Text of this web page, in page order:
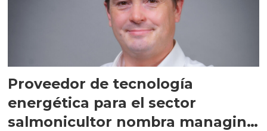
Proveedor de tecnología
energética para el sector
salmonicultor nombra managing